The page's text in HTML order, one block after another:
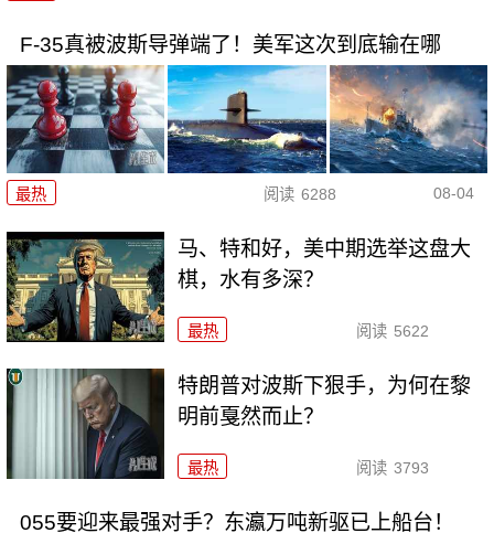
F-35真被波斯导弹端了！美军这次到底输在哪
最热 阅读 6288 08-04
马、特和好，美中期选举这盘大
棋，水有多深？
最热 阅读 5622
特朗普对波斯下狠手，为何在黎
明前戛然而止？
最热 阅读 3793
055要迎来最强对手？东瀛万吨新驱已上船台！